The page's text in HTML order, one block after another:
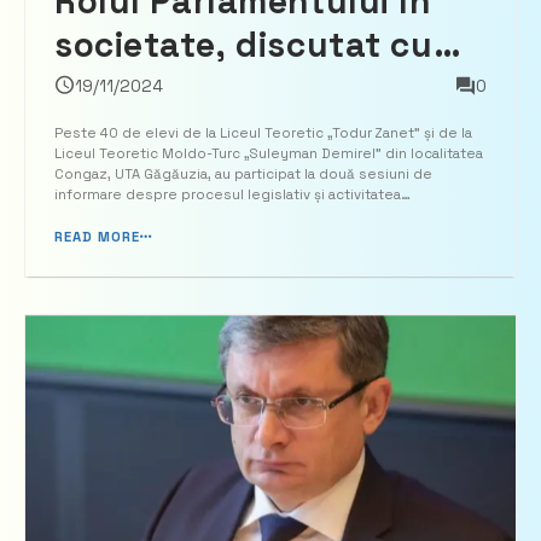
societate, discutat cu
elevii liceelor din satul
Congaz, UTA Găgăuzia
19/11/2024 0
Peste 40 de elevi de la Liceul Teoretic „Todur Zanet” și de la
Liceul Teoretic Moldo-Turc „Suleyman Demirel” din localitatea
Congaz, UTA Găgăuzia, au participat la două sesiuni de
informare despre procesul legislativ și activitatea
de informare al Parlamentului din Comrat. Pentr...
READ MORE